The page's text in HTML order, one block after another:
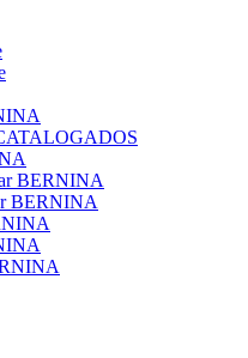
BERNINA
BERNINA